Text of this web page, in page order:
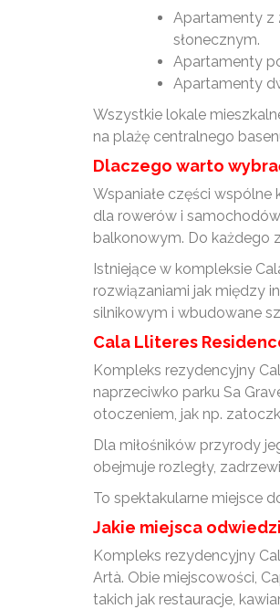
Apartamenty z
słonecznym.
Apartamenty
Apartamenty
Wszystkie lokale
na plażę centralnego
Dlaczego warto
Wspaniałe części wspólne
dla rowerów i
balkonowym. Do każdego
Istniejące w kompleksie
rozwiązaniami jak między
silnikowym i wbudowane
Cala Lliteres
Kompleks rezydencyjny
naprzeciwko parku Sa
otoczeniem, jak np.
Dla miłośników przyrody
obejmuje rozległy,
To spektakularne miejsce
Jakie miejsca
Kompleks rezydencyjny
Artà. Obie miejscowości,
takich jak restauracje,